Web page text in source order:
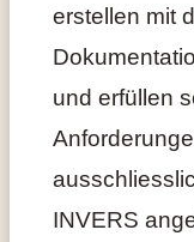
erstellen mit
und erfüllen
INVERS